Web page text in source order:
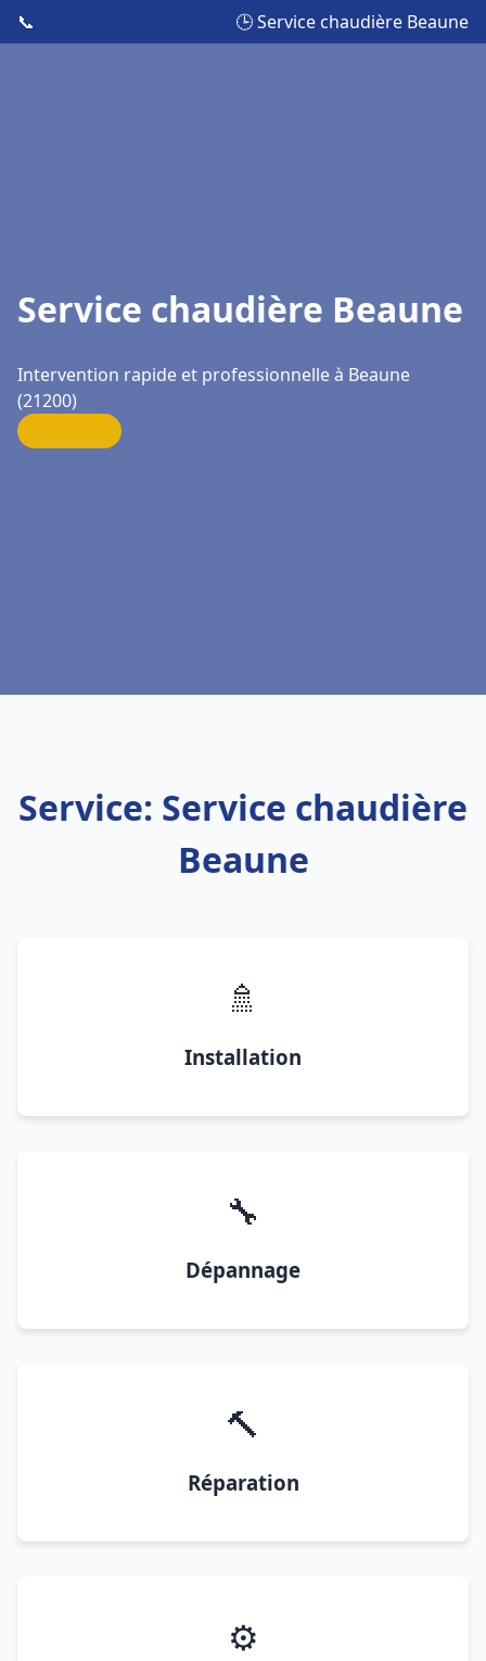
📞 🕒 Service chaudière Beaune
Service chaudière Beaune
Intervention rapide et professionnelle à Beaune
(21200)
Service: Service chaudière
Beaune
🚿
Installation
🔧
Dépannage
🔨
Réparation
⚙️